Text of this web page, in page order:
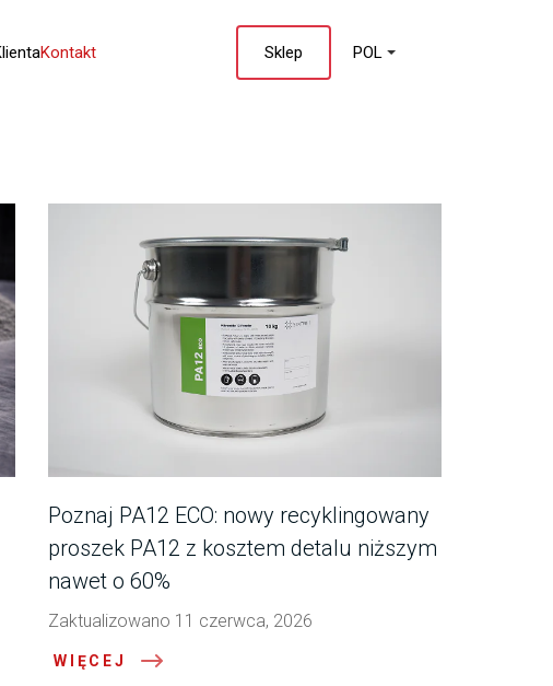
Kontakt Sklep POL
Poznaj PA12 ECO: nowy recyklingowany
proszek PA12 z kosztem detalu niższym
nawet o 60%
Zaktualizowano 11 czerwca, 2026
WIĘCEJ